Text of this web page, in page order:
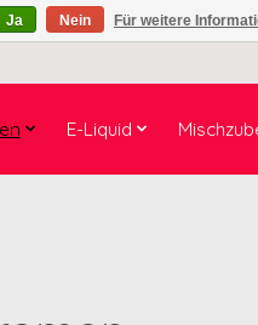
E-Liquid
Ja Nein Für weitere